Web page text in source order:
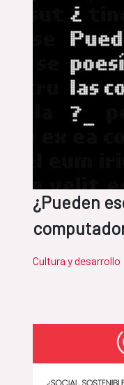
¿Pueden
Cultura y desarrollo